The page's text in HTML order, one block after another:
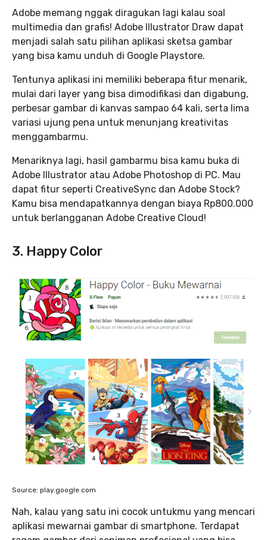
Adobe memang nggak diragukan lagi kalau soal
multimedia dan grafis! Adobe Illustrator Draw dapat
menjadi salah satu pilihan aplikasi sketsa gambar
yang bisa kamu unduh di Google Playstore.
Tentunya aplikasi ini memiliki beberapa fitur menarik,
mulai dari layer yang bisa dimodifikasi dan digabung,
perbesar gambar di kanvas sampao 64 kali, serta lima
variasi ujung pena untuk menunjang kreativitas
menggambarmu.
Menariknya lagi, hasil gambarmu bisa kamu buka di
Adobe Illustrator atau Adobe Photoshop di PC. Mau
dapat fitur seperti CreativeSync dan Adobe Stock?
Kamu bisa mendapatkannya dengan biaya Rp800.000
untuk berlangganan Adobe Creative Cloud!
3. Happy Color
Source: play.google.com
Nah, kalau yang satu ini cocok untukmu yang mencari
aplikasi mewarnai gambar di smartphone. Terdapat